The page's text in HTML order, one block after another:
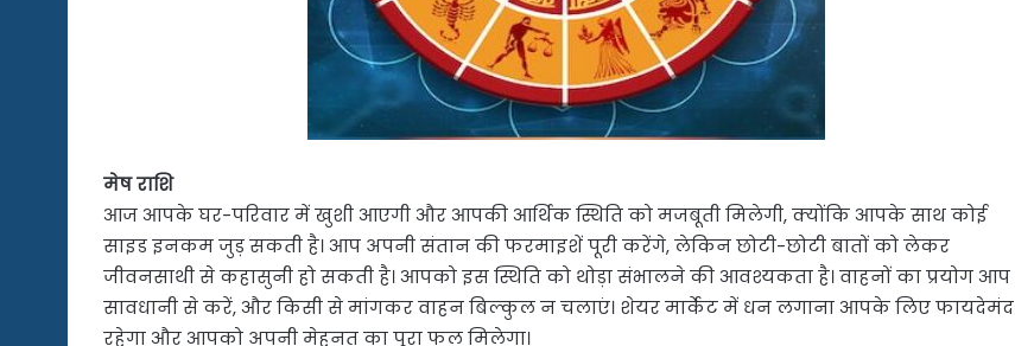
मेष राशि
आज आपके घर-परिवार में खुशी आएगी और आपकी आर्थिक स्थिति को मजबूती मिलेगी, क्योंकि आपके साथ कोई
साइड इनकम जुड़ सकती है। आप अपनी संतान की फरमाइशें पूरी करेंगे, लेकिन छोटी-छोटी बातों को लेकर
जीवनसाथी से कहासुनी हो सकती है। आपको इस स्थिति को थोड़ा संभालने की आवश्यकता है। वाहनों का प्रयोग आप
सावधानी से करें, और किसी से मांगकर वाहन बिल्कुल न चलाएं। शेयर मार्केट में धन लगाना आपके लिए फायदेमंद
रहेगा और आपको अपनी मेहनत का पूरा फल मिलेगा।